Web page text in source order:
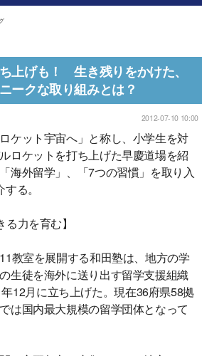
上げも！ 生き残りをかけた、
ークな取り組みとは？
2012-07-10 10:00
ケット宇宙へ」と称し、小学生を対
ロケットを打ち上げた早慶道場を紹
海外留学」、「7つの習慣」を取り入
る。
力を育む】
教室を展開する和田塾は、地方の学
生徒を海外に送り出す留学支援組織
年12月に立ち上げた。現在36府県58拠
は国内最大規模の留学団体となって